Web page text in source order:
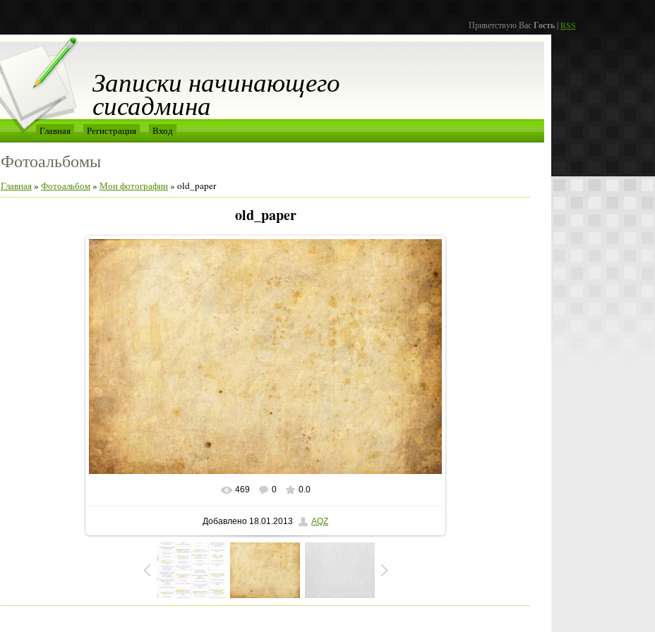
Приветствую ВасГость|RSS
Записки начинающего
сисадмина
Главная Регистрация Вход
Фотоальбомы
Главная» Фотоальбом» Мои фотографии» old_paper
old_paper
В реальном размере 1600x1066
469 0 0.0
Добавлено 18.01.2013 AQZ